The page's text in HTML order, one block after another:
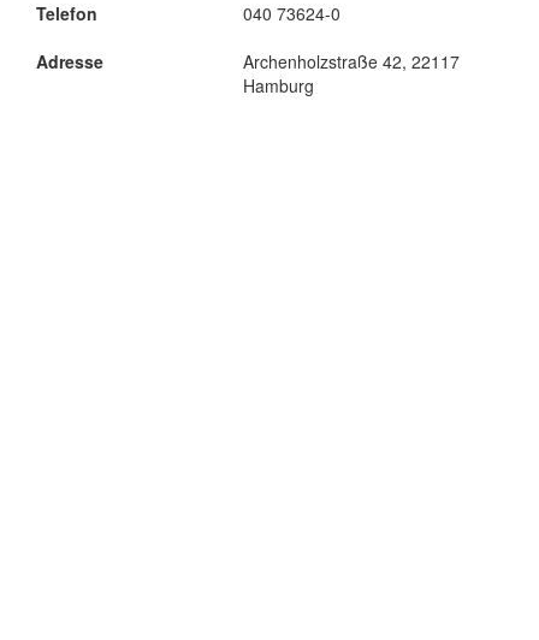
Telefon
Adresse
040 73624-0
Archenholzstraße 42, 22117
Hamburg